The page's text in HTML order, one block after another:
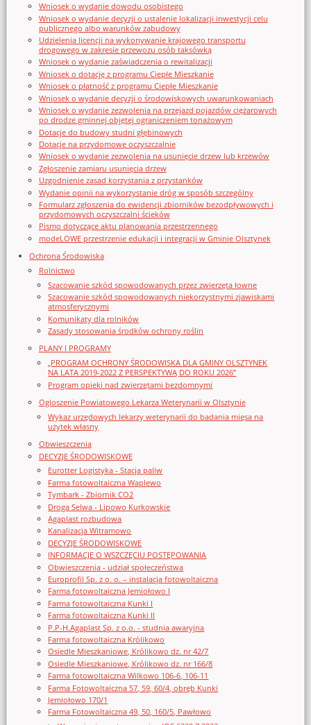
Wniosek o wydanie dowodu osobistego
Wniosek o wydanie decyzji o ustalenie lokalizacji inwestycji celu
publicznego albo warunków zabudowy
Udzielenia licencji na wykonywanie krajowego transportu
drogowego w zakresie przewozu osób taksówką
Wniosek o wydanie zaświadczenia o rewitalizacji
Wniosek o dotację z programu Ciepłe Mieszkanie
Wniosek o płatność z programu Ciepłe Mieszkanie
Wniosek o wydanie decyzji o środowiskowych uwarunkowaniach
Wniosek o wydanie zezwolenia na przejazd pojazdów ciężarowych
po drodze gminnej objętej ograniczeniem tonażowym
Dotacje do budowy studni głębinowych
Dotacje na przydomowe oczyszczalnie
Wniosek o wydanie zezwolenia na usunięcie drzew lub krzewów
Zgłoszenie zamiaru usunięcia drzew
Uzgodnienie zasad korzystania z przystanków
Wydanie opinii na wykorzystanie dróg w sposób szczególny
Formularz zgłoszenia do ewidencji zbiorników bezodpływowych i
przydomowych oczyszczalni ścieków
Pismo dotyczące aktu planowania przestrzennego
modeLOWE przestrzenie edukacji i integracji w Gminie Olsztynek
Ochrona Środowiska
Rolnictwo
Szacowanie szkód spowodowanych przez zwierzęta łowne
Szacowanie szkód spowodowanych niekorzystnymi zjawiskami
atmosferycznymi
Komunikaty dla rolników
Zasady stosowania środków ochrony roślin
PLANY I PROGRAMY
„PROGRAM OCHRONY ŚRODOWISKA DLA GMINY OLSZTYNEK
NA LATA 2019-2022 Z PERSPEKTYWĄ DO ROKU 2026”
Program opieki nad zwierzętami bezdomnymi
Ogloszenie Powiatowego Lekarza Weterynarii w Olsztynie
Wykaz urzędowych lekarzy weterynarii do badania mięsa na
użytek własny
Obwieszczenia
DECYZJE ŚRODOWISKOWE
Eurotter Logistyka - Stacja paliw
Farma fotowoltaiczna Waplewo
Tymbark - Zbiornik CO2
Droga Selwa - Lipowo Kurkowskie
Agaplast rozbudowa
Kanalizacja Witramowo
DECYZJE ŚRODOWISKOWE
INFORMACJE O WSZCZĘCIU POSTĘPOWANIA
Obwieszczenia - udział społeczeństwa
Europrofil Sp. z o. o. – instalacja fotowoltaiczna
Farma fotowoltaiczna Jemiołowo I
Farma fotowoltaiczna Kunki I
Farma fotowoltaiczna Kunki II
P.P-H.Agaplast Sp. z o.o. - studnia awaryjna
Farma fotowoltaiczna Królikowo
Osiedle Mieszkaniowe, Królikowo dz. nr 42/7
Osiedle Mieszkaniowe, Królikowo dz. nr 166/8
Farma fotowoltaiczna Wilkowo 106-6, 106-11
Farma Fotowoltaiczna 57, 59, 60/4, obręb Kunki
Jemiołowo 170/1
Farma Fotowoltaiczna 49, 50, 160/5, Pawłowo